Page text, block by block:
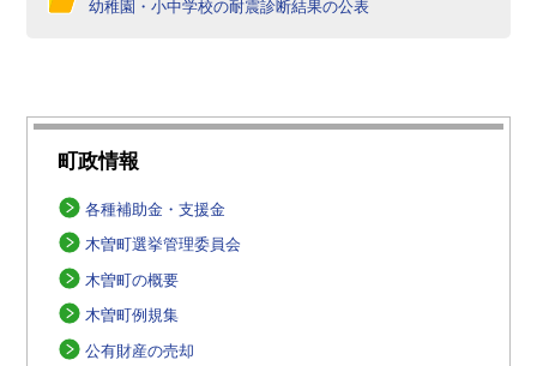
町政情報
各種補助金・支援金
木曽町選挙管理委員会
木曽町の概要
木曽町例規集
公有財産の売却
幼稚園・小中学校の耐震診断結果の公表